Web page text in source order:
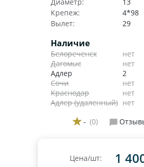
Диаметр:
13
Крепеж:
4*98
Вылет:
29
Наличие
Белореченск
нет
Дагомыс
нет
Адлер
2
Сочи
нет
Краснодар
нет
Адлер (удаленный) нет
- (0)
Цена/шт: 1